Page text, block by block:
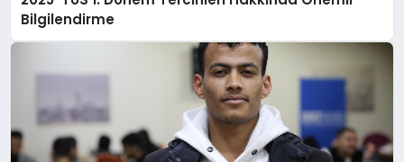
Bilgilendirme